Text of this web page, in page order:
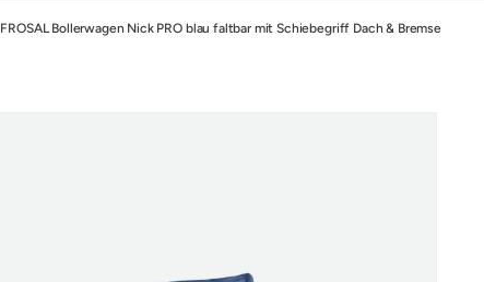
FROSAL Bollerwagen Nick PRO blau faltbar mit Schiebegriff Dach & Bremse